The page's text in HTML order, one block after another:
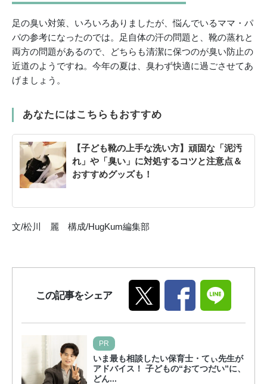
足の臭い対策、いろいろありましたが、悩んでいるママ・パ
パの参考になったのでは。足自体の汗の問題と、靴の蒸れと
両方の問題があるので、どちらも清潔に保つのが臭い防止の
近道のようですね。今年の夏は、臭わず快適に過ごさせてあ
げましょう。
あなたにはこちらもおすすめ
【子ども靴の上手な洗い方】頑固な「泥汚
れ」や「臭い」に対処するコツと注意点＆
おすすめグッズも！
文/松川 麗 構成/HugKum編集部
この記事をシェア
PR
いま最も相談したい保育士・てぃ先生が
アドバイス！ 子どもの“おてつだい”に、
どん...